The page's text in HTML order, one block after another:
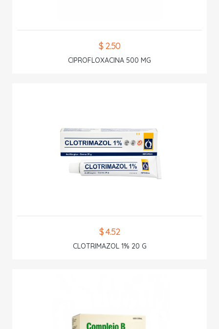
$ 2.50
CIPROFLOXACINA 500 MG
$ 4.52
CLOTRIMAZOL 1% 20 G